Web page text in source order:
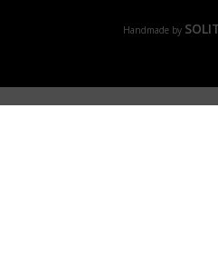
Handmade by